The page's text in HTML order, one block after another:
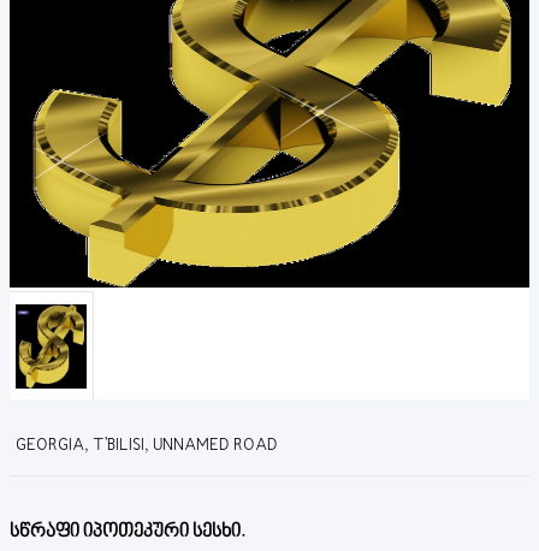
GEORGIA, T'BILISI, UNNAMED ROAD
სწრაფი იპოთეკური სესხი.